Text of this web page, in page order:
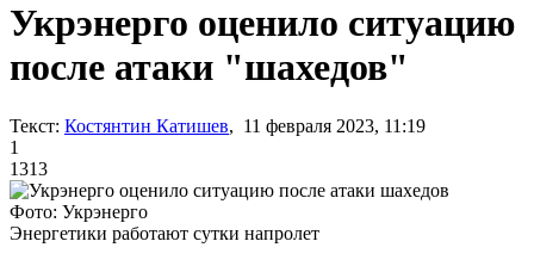
Укрэнерго оценило ситуацию
после атаки "шахедов"
Текст: Костянтин Катишев, 11 февраля 2023, 11:19
1
1313
Фото: Укрэнерго
Энергетики работают сутки напролет